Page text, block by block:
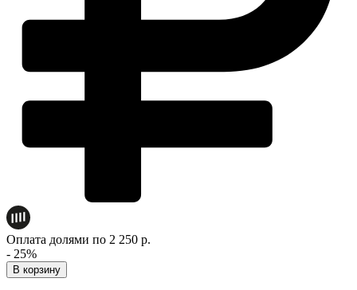
Оплата долями по 2 250 р.
- 25%
В корзину